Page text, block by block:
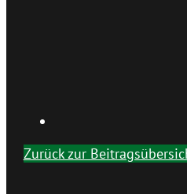
Zurück zur